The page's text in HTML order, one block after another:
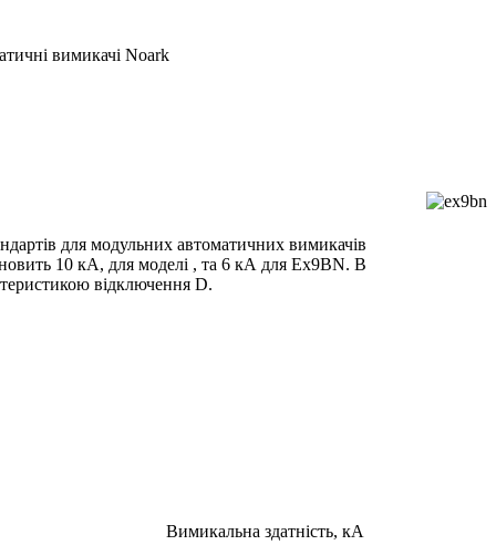
вимикачі Noark
для модульних автоматичних вимикачів
10 кА, для моделі , та 6 кА для Ex9BN. В
відключення D.
Вимикальна здатність, кА